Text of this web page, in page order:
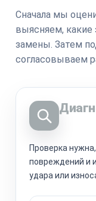
Сначала мы
выясняем,
замены. Затем
согласовываем
Проверка
повреждений и
удара или